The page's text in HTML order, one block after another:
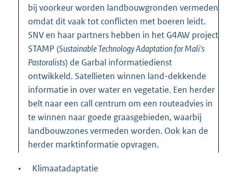
bij voorkeur worden landbouwgronden vermeden
omdat dit vaak tot conflicten met boeren leidt.
SNV en haar partners hebben in het G4AW project
STAMP (Sustainable Technology Adaptation for Mali's
Pastoralists) de Garbal informatiedienst
ontwikkeld. Satellieten winnen land-dekkende
informatie in over water en vegetatie. Een herder
belt naar een call centrum om een routeadvies in
te winnen naar goede graasgebieden, waarbij
landbouwzones vermeden worden. Ook kan de
herder marktinformatie opvragen.
• Klimaatadaptatie